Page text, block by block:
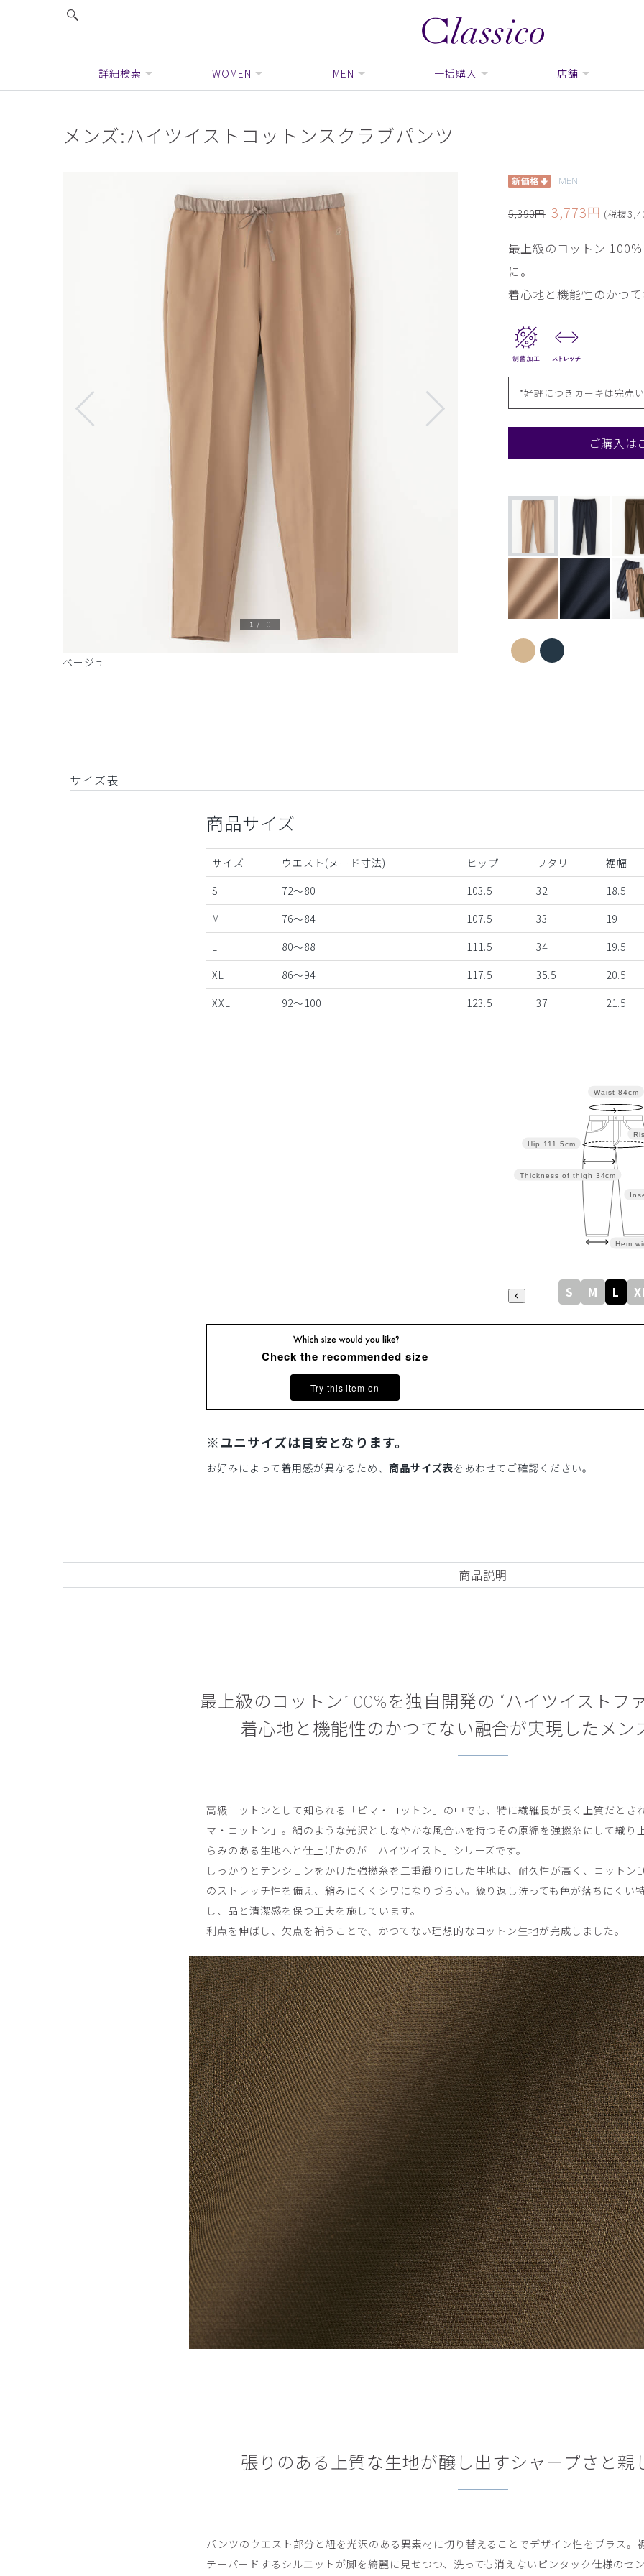
詳細検索 WOMEN MEN 一括購入 店舗
メンズ:ハイツイストコットンスクラブパンツ
ベージュ ディープネイビー
1 / 10
MEN
5,390円 3,773円 (税抜
最上級のコットン
に。
着心地と機能性のかつ
*好評につきカーキは完売い
ご購入は
サイズ表
商品サイズ
サイズ ウエスト(ヌード寸法) ヒップ ワタリ 裾幅
S
72～80 103.5 32 18.5
M
76～84 107.5 33 19
L
80～88 111.5 34 19.5
XL
86～94 117.5 35.5 20.5
XXL
92～100 123.5 37 21.5
Hem
Thickness of thigh 34cm
Hip 111.5cm
Waist 84cm
S M L
Check the recommended size
Try this item on
※ユニサイズは目安となります。
お好みによって着用感が異なるため、 商品サイズ表をあわせてご確認ください。
商品説明
最上級のコットン100%を独自開発の “ハイツイストフ
着心地と機能性のかつてない融合が実現したメン
高級コットンとして知られる「ピマ・コットン」の中でも、特に繊維長が長く上質だとさ
マ・コットン」。絹のような光沢としなやかな風合いを持つその原綿を強撚糸にして織り
らみのある生地へと仕上げたのが「ハイツイスト」シリーズです。
しっかりとテンションをかけた強撚糸を二重織りにした生地は、耐久性が高く、コットン
のストレッチ性を備え、縮みにくくシワになりづらい。繰り返し洗っても色が落ちにくい
し、品と清潔感を保つ工夫を施しています。
利点を伸ばし、欠点を補うことで、かつてない理想的なコットン生地が完成しました。
張りのある上質な生地が醸し出すシャープさと親
パンツのウエスト部分と紐を光沢のある異素材に切り替えることでデザイン性をプラス。
テーパードするシルエットが脚を綺麗に見せつつ、洗っても消えないピンタック仕様のセ